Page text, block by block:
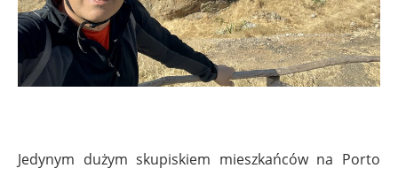
Jedynym dużym skupiskiem mieszkańców na Porto